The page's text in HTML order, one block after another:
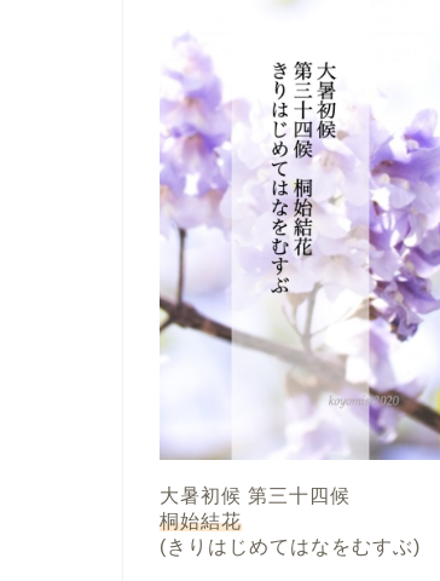
大暑初候 第三十四候
桐始結花
(きりはじめてはなをむすぶ)